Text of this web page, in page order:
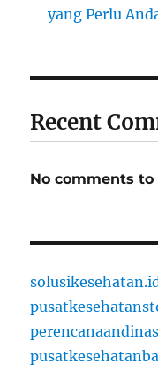
yang Perlu
Recent
No comments to